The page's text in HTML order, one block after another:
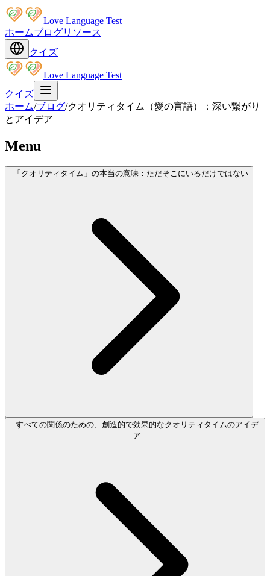
Love Language Test
ホームブログリソース
クイズ
Love Language Test
クイズ
ホーム/ブログ/クオリティタイム（愛の言語）：深い繋がり
とアイデア
Menu
「クオリティタイム」の本当の意味：ただそこにいるだけではない
すべての関係のための、創造的で効果的なクオリティタイムのアイデ
ア